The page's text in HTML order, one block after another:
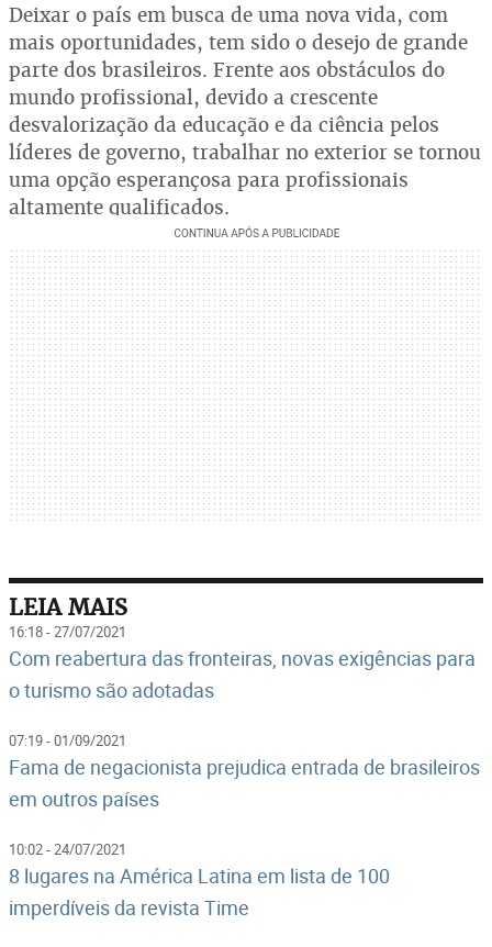
Deixar o país em busca de uma nova vida, com
mais oportunidades, tem sido o desejo de grande
parte dos brasileiros. Frente aos obstáculos do
mundo profissional, devido a crescente
desvalorização da educação e da ciência pelos
líderes de governo, trabalhar no exterior se tornou
uma opção esperançosa para profissionais
altamente qualificados.
LEIA MAIS
16:18 - 27/07/2021
Com reabertura das fronteiras, novas exigências para
o turismo são adotadas
07:19 - 01/09/2021
Fama de negacionista prejudica entrada de brasileiros
em outros países
10:02 - 24/07/2021
8 lugares na América Latina em lista de 100
imperdíveis da revista Time